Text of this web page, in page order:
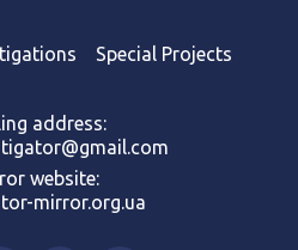
Special Projects
address:
website:
mirror.org.ua